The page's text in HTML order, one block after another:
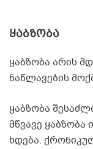
ყაბზობა
ყაბზობა არის
ნაწლავების
ყაბზობა
მწვავე ყაბზობა
ხდება.